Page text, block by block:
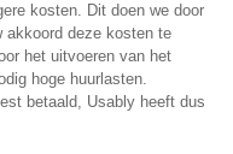
kosten. Dit doen we door
akkoord deze kosten te
het uitvoeren van het
hoge huurlasten.
betaald, Usably heeft dus